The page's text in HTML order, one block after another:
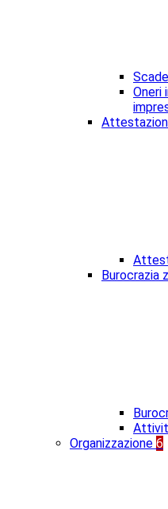
Oneri
Burocrazia
Organizzazione 6